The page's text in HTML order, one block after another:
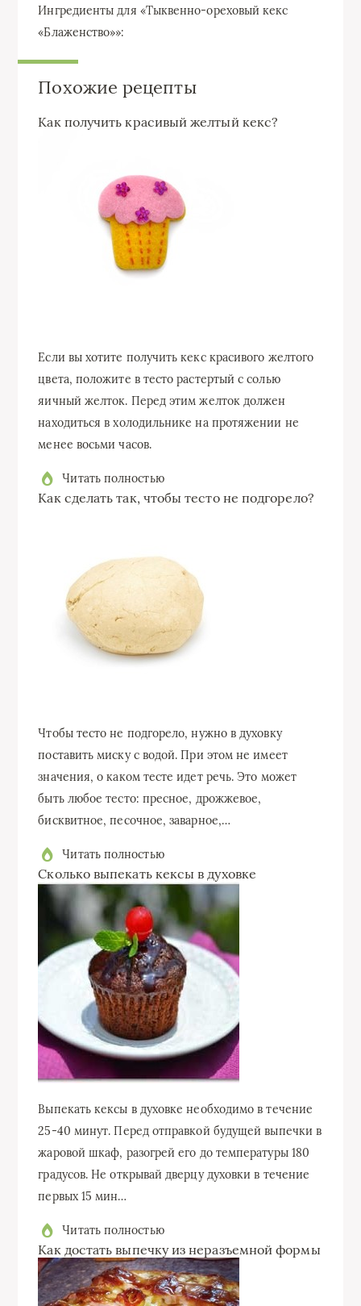
Ингредиенты для «Тыквенно-ореховый кекс
«Блаженство»»:
Похожие рецепты
Как получить красивый желтый кекс?
Если вы хотите получить кекс красивого желтого
цвета, положите в тесто растертый с солью
яичный желток. Перед этим желток должен
находиться в холодильнике на протяжении не
менее восьми часов.
Читать полностью
Как сделать так, чтобы тесто не подгорело?
Чтобы тесто не подгорело, нужно в духовку
поставить миску с водой. При этом не имеет
значения, о каком тесте идет речь. Это может
быть любое тесто: пресное, дрожжевое,
бисквитное, песочное, заварное,…
Читать полностью
Сколько выпекать кексы в духовке
Выпекать кексы в духовке необходимо в течение
25-40 минут. Перед отправкой будущей выпечки в
жаровой шкаф, разогрей его до температуры 180
градусов. Не открывай дверцу духовки в течение
первых 15 мин…
Читать полностью
Как достать выпечку из неразъемной формы